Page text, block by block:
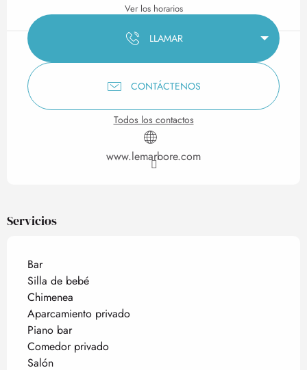
Ver los horarios
LLAMAR
CONTÁCTENOS
Todos los contactos
www.lemarbore.com
Servicios
Bar
Silla de bebé
Chimenea
Aparcamiento privado
Piano bar
Comedor privado
Salón